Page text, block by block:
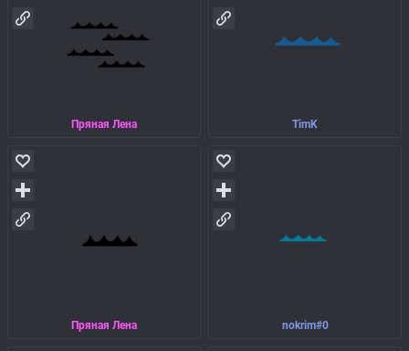
Пряная Лена TimK
Пряная Лена nokrim#0